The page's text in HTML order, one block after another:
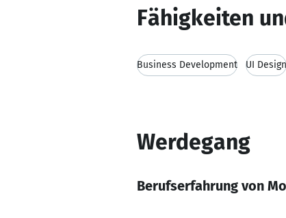
Fähigkeiten
Business Development UI Design
Werdegang
Berufserfahrung von